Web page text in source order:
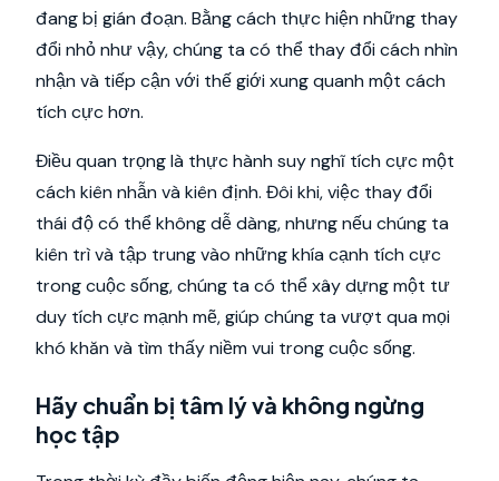
đang bị gián đoạn. Bằng cách thực hiện những thay
đổi nhỏ như vậy, chúng ta có thể thay đổi cách nhìn
nhận và tiếp cận với thế giới xung quanh một cách
tích cực hơn.
Điều quan trọng là thực hành suy nghĩ tích cực một
cách kiên nhẫn và kiên định. Đôi khi, việc thay đổi
thái độ có thể không dễ dàng, nhưng nếu chúng ta
kiên trì và tập trung vào những khía cạnh tích cực
trong cuộc sống, chúng ta có thể xây dựng một tư
duy tích cực mạnh mẽ, giúp chúng ta vượt qua mọi
khó khăn và tìm thấy niềm vui trong cuộc sống.
Hãy chuẩn bị tâm lý và không ngừng
học tập